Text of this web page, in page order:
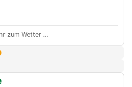
zum Wetter …